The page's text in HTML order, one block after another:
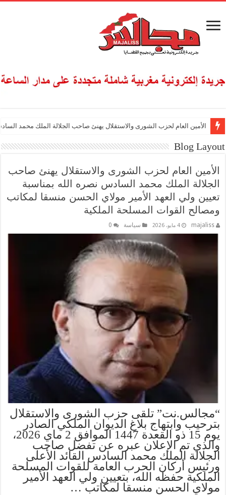
الأمين العام لحزب الشورى والاستقلال يهنئ صاحب الجلالة الملك محمد
Blog Layout
الأمين العام لحزب الشورى والاستقلال يهنئ صاحب
الجلالة الملك محمد السادس نصره الله بمناسبة
تعيين ولي العهد الأمير مولاي الحسن منسقا لمكاتب
ومصالح القوات المسلحة الملكية
majaliss 4 مايو، 2026 سياسة 0
“مجالس.نت” تلقى حزب الشورى والاستقلال
بترحيب وابتهاج بلاغ الديوان الملكي الصادر
يوم 15 ذو القعدة 1447 الموافق 2 ماي 2026،
والذي تم الإعلان عبره عن تفضل صاحب
الجلالة الملك محمد السادس القائد الأعلى
ورئيس أركان الحرب العامة للقوات المسلحة
الملكية حفظه الله، بتعيين ولي العهد الأمير
مولاي الحسن منسقا لمكاتب …